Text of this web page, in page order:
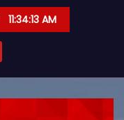
11:34:15 AM